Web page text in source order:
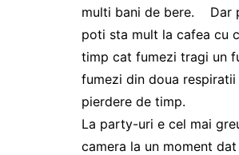
multi bani de bere. Dar
poti sta mult la cafea cu
timp cat fumezi tragi un
fumezi din doua
pierdere de timp.
La party-uri e cel mai
camera la un moment